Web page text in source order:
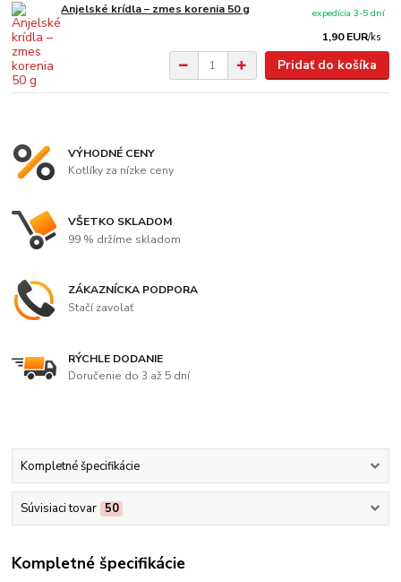
Anjelské krídla – zmes korenia 50 g
1,90 EUR/ks
expedícia 3-5 dní
Pridať do košíka
VÝHODNÉ CENY
Kotlíky za nízke ceny
VŠETKO SKLADOM
99 % držíme skladom
ZÁKAZNÍCKA PODPORA
Stačí zavolať
RÝCHLE DODANIE
Doručenie do 3 až 5 dní
Kompletné špecifikácie
Súvisiaci tovar 50
Kompletné špecifikácie